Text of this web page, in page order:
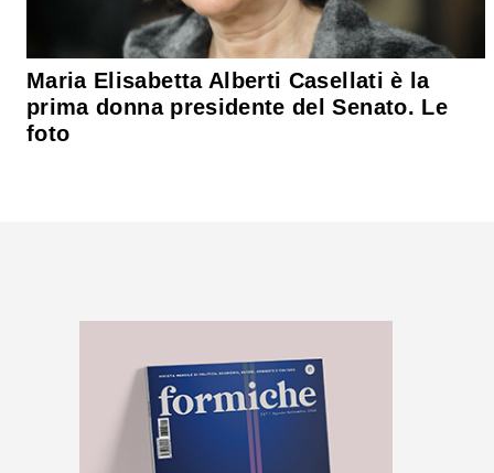
Maria Elisabetta Alberti Casellati è la
prima donna presidente del Senato. Le
foto